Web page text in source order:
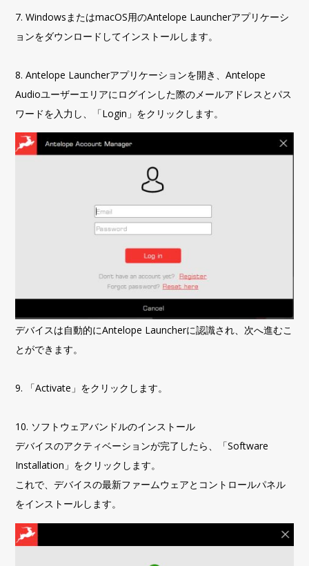
7. WindowsまたはmacOS用のAntelope Launcherアプリケーシ
ョンをダウンロードしてインストールします。
8. Antelope Launcherアプリケーションを開き、Antelope
Audioユーザーエリアにログインした際のメールアドレスとパス
ワードを入力し、「Login」をクリックします。
デバイスは自動的にAntelope Launcherに認識され、次へ進むこ
とができます。
9. 「Activate」をクリックします。
10. ソフトウェアバンドルのインストール
デバイスのアクティベーションが完了したら、「Software
Installation」をクリックします。
これで、デバイスの最新ファームウェアとコントロールパネル
をインストールします。